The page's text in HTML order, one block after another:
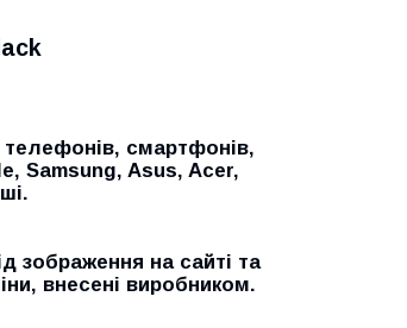
смартфонів,
Samsung, Asus, Acer,
зображення на сайті та
внесені виробником.